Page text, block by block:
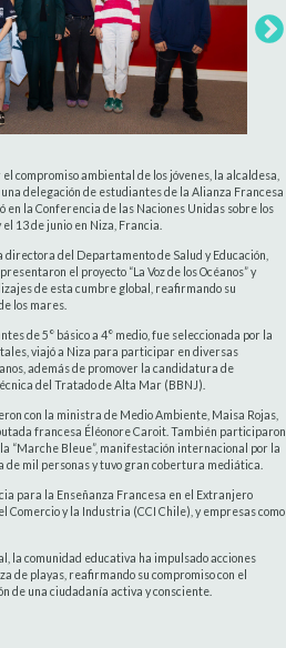
compromiso ambiental de los jóvenes, la alcaldesa,
delegación de estudiantes de la Alianza Francesa
la Conferencia de las Naciones Unidas sobre los
13 de junio en Niza, Francia.
del Departamento de Salud y Educación,
el proyecto “La Voz de los Océanos” y
de esta cumbre global, reafirmando su
los mares.
de 5° básico a 4° medio, fue seleccionada por la
viajó a Niza para participar en diversas
además de promover la candidatura de
del Tratado de Alta Mar (BBNJ).
con la ministra de Medio Ambiente, Maisa Rojas,
francesa Éléonore Caroit. También participaron
“Marche Bleue”, manifestación internacional por la
de mil personas y tuvo gran cobertura mediática.
para la Enseñanza Francesa en el Extranjero
Comercio y la Industria (CCI Chile), y empresas como
la comunidad educativa ha impulsado acciones
de playas, reafirmando su compromiso con el
de una ciudadanía activa y consciente.